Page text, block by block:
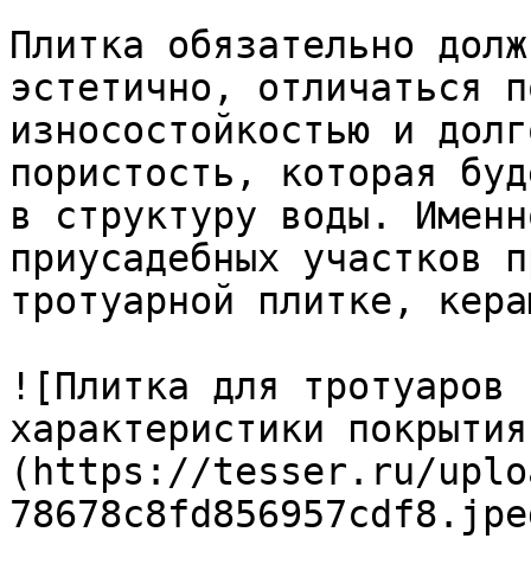
Плитка обязательно
эстетично, отличаться
износостойкостью и
пористость, которая
в структуру воды.
приусадебных участков
тротуарной плитке,
![Плитка для тротуаров
характеристики
(https://tesser.ru/